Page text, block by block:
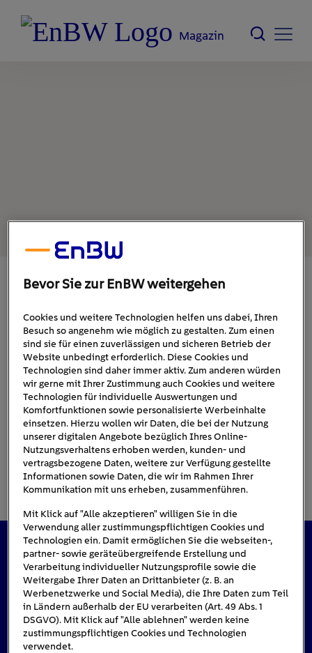
Magazin
heizluefter-einstellen
Das könnte Sie auch interessieren
#Solarenergie
Bevor Sie zur EnBW weitergehen
Cookies und weitere Technologien helfen uns dabei, Ihren
Besuch so angenehm wie möglich zu gestalten. Zum einen
sind sie für einen zuverlässigen und sicheren Betrieb der
Website unbedingt erforderlich. Diese Cookies und
Technologien sind daher immer aktiv. Zum anderen würden
wir gerne mit Ihrer Zustimmung auch Cookies und weitere
Technologien für individuelle Auswertungen und
Komfortfunktionen sowie personalisierte Werbeinhalte
einsetzen. Hierzu wollen wir Daten, die bei der Nutzung
unserer digitalen Angebote bezüglich Ihres Online-
Nutzungsverhaltens erhoben werden, kunden- und
vertragsbezogene Daten, weitere zur Verfügung gestellte
Informationen sowie Daten, die wir im Rahmen Ihrer
Kommunikation mit uns erheben, zusammenführen.
Mit Klick auf "Alle akzeptieren" willigen Sie in die
Verwendung aller zustimmungspflichtigen Cookies und
Technologien ein. Damit ermöglichen Sie die webseiten-,
partner- sowie geräteübergreifende Erstellung und
Verarbeitung individueller Nutzungsprofile sowie die
Weitergabe Ihrer Daten an Drittanbieter (z. B. an
Werbenetzwerke und Social Media), die Ihre Daten zum Teil
in Ländern außerhalb der EU verarbeiten (Art. 49 Abs. 1
DSGVO). Mit Klick auf "Alle ablehnen" werden keine
zustimmungspflichtigen Cookies und Technologien
verwendet.